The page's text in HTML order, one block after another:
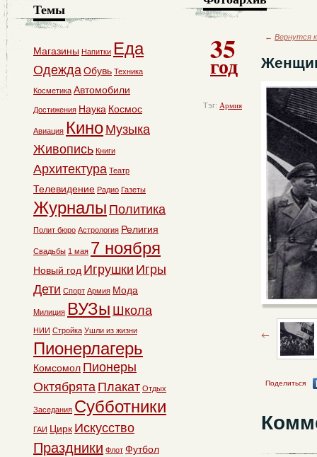
35
год
Тэг: Армия
← Вернутся
Поделиться
Темы
Магазины Напитки Еда
ОдеждаОбувь Техника
Косметика Автомобили
Достижения Наука Космос
Авиация Кино Музыка
Живопись Книги
Архитектура Театр
Телевидение Радио Газеты
Журналы Политика
Полит бюро Астрология Религия
Свадьбы 1 мая 7 ноября
Новый год Игрушки Игры
Дети Спорт Армия Мода
Милиция ВУЗы Школа
НИИ Стройка Ушли из жизни
Пионерлагерь
Комсомол Пионеры
Октябрята Плакат Отдых
Заседания Субботники
ГАИ Цирк Искусство
Праздники Флот Футбол